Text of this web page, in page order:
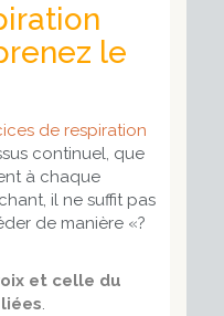
le
de respiration
continuel, que
à chaque
il ne suffit pas
de manière «?
et celle du
.